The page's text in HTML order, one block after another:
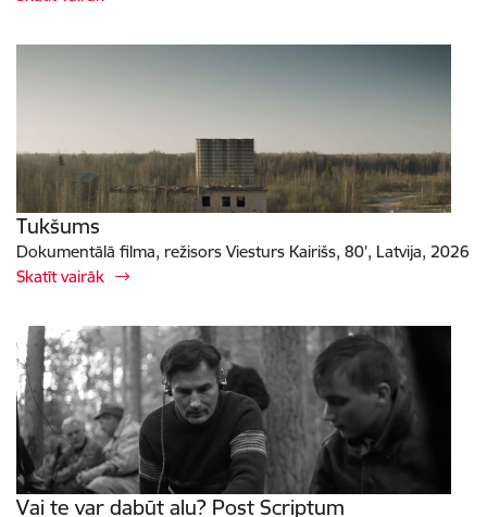
Tukšums
Dokumentālā filma, režisors Viesturs Kairišs, 80’, Latvija, 2026
Skatīt vairāk
Vai te var dabūt alu? Post Scriptum